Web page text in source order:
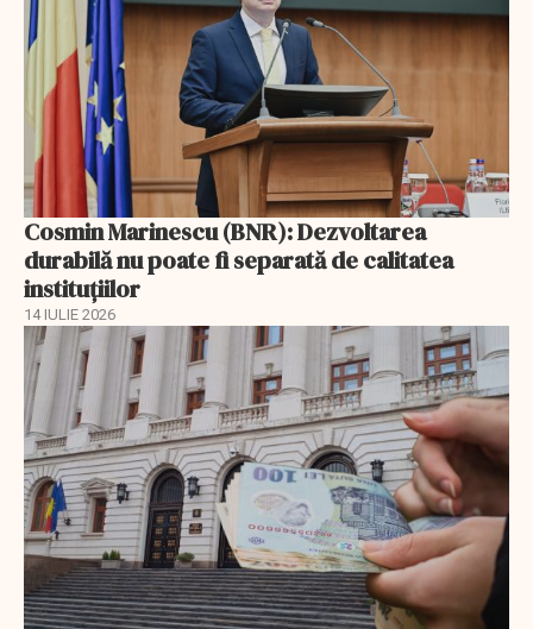
Cosmin Marinescu (BNR): Dezvoltarea
durabilă nu poate fi separată de calitatea
instituțiilor
14 IULIE 2026
EXCLUSIV